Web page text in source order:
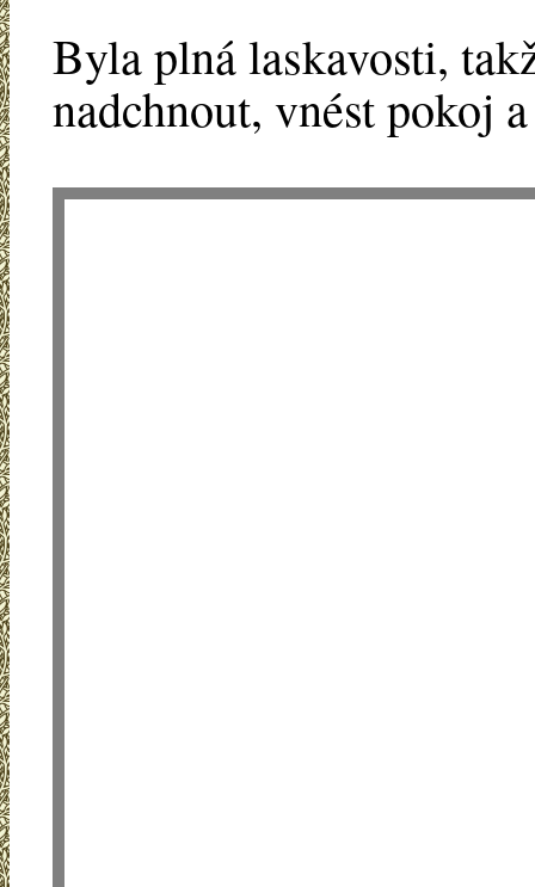
Byla plná laskavosti,
nadchnout, vnést pokoj